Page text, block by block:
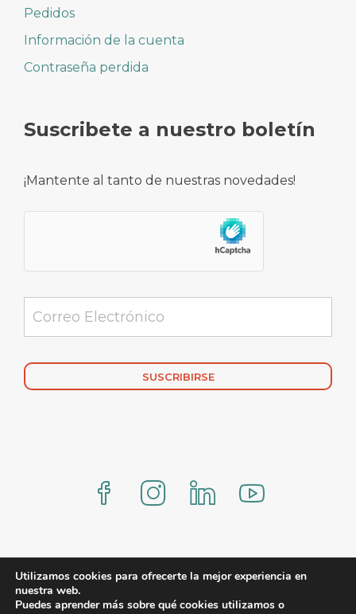
Pedidos
Información de la cuenta
Contraseña perdida
Suscribete a nuestro boletín
¡Mantente al tanto de nuestras novedades!
Utilizamos cookies para ofrecerte la mejor experiencia en
nuestra web.
Puedes aprender más sobre qué cookies utilizamos o